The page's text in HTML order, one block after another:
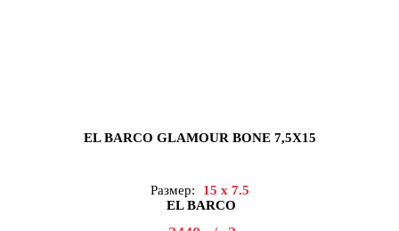
EL BARCO GLAMOUR BONE 7,5X15
Размер:
15 x 7.5
EL BARCO